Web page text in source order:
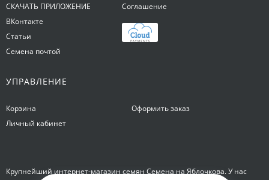
СКАЧАТЬ ПРИЛОЖЕНИЕ
ВКонтакте
Статьи
Семена почтой
Соглашение
УПРАВЛЕНИЕ
Корзина
Личный кабинет
Оформить заказ
Крупнейший интернет-магазин семян Семена на Яблочкова. У нас